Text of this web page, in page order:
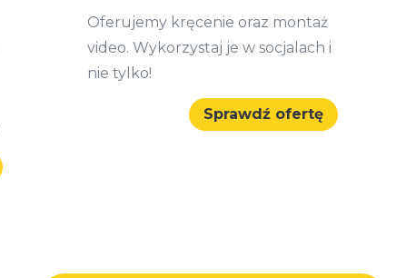
Oferujemy kręcenie oraz montaż
video. Wykorzystaj je w socjalach i
nie tylko!
Sprawdź ofertę